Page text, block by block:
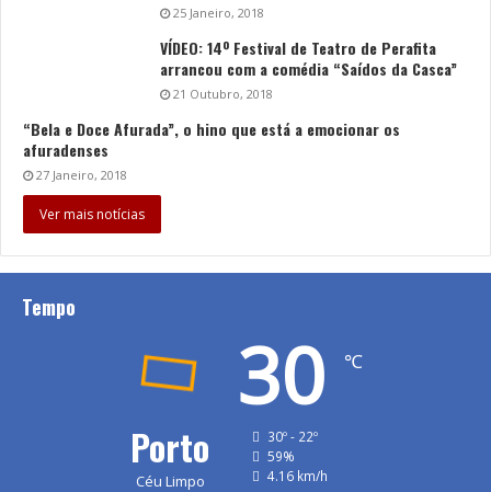
25 Janeiro, 2018
VÍDEO: 14º Festival de Teatro de Perafita
arrancou com a comédia “Saídos da Casca”
21 Outubro, 2018
“Bela e Doce Afurada”, o hino que está a emocionar os
afuradenses
27 Janeiro, 2018
Ver mais notícias
Tempo
Porto
Céu Limpo
30 ℃
30º - 22º
59%
4.16 km/h